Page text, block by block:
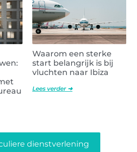
Waarom een sterke
start belangrijk is bij
vluchten naar Ibiza
Lees verder ➜
dienstverlening